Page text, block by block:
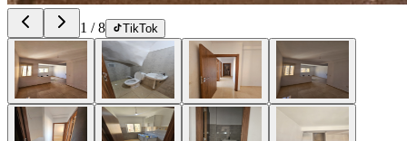
1 /8 TikTok